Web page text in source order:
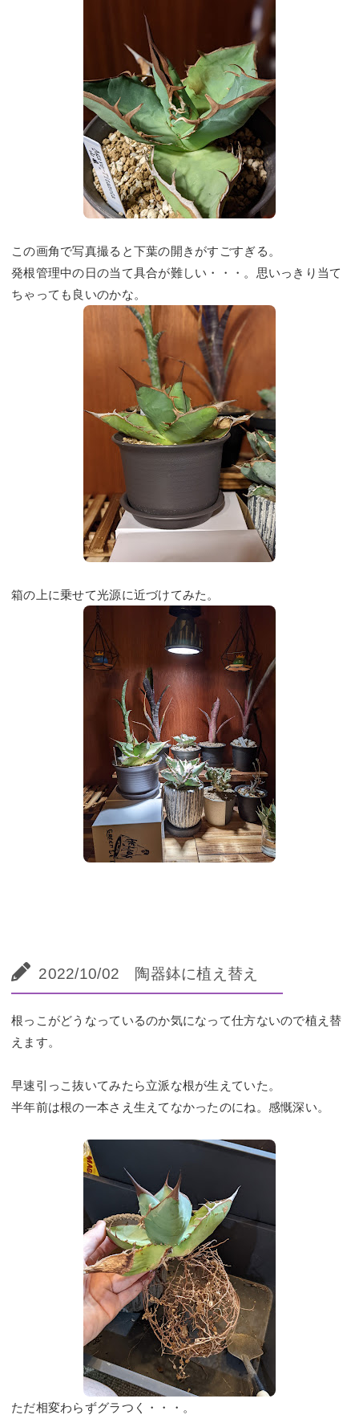
この画角で写真撮ると下葉の開きがすごすぎる。
発根管理中の日の当て具合が難しい・・・。思いっきり当て
ちゃっても良いのかな。
箱の上に乗せて光源に近づけてみた。
2022/10/02 陶器鉢に植え替え
根っこがどうなっているのか気になって仕方ないので植え替
えます。
早速引っこ抜いてみたら立派な根が生えていた。
半年前は根の一本さえ生えてなかったのにね。感慨深い。
ただ相変わらずグラつく・・・。